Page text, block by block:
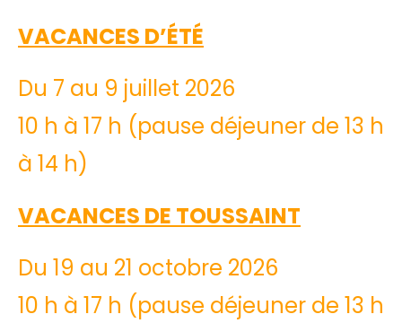
VACANCES D’ÉTÉ
Du 7 au 9 juillet 2026
10 h à 17 h (pause déjeuner de 13 h
à 14 h)
VACANCES DE TOUSSAINT
Du 19 au 21 octobre 2026
10 h à 17 h (pause déjeuner de 13 h